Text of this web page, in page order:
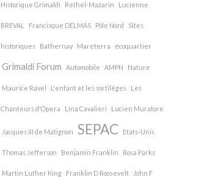
Historique Grimaldi Rethel-Mazarin Lucienne
BREVAL Francisque DELMAS Pôle Nord Sites
historiques Bathernay Mareterra écoquartier
Grimaldi Forum Automobile AMPN Nature
Maurice Ravel L'enfant et les sortilèges Les
Chanteurs d'Opera Lina Cavalieri Lucien Muratore
Jacques III de Matignon SEPAC Etats-Unis
Thomas Jefferson Benjamin Franklin Rosa Parks
Martin Luther King Franklin D Roosevelt John F